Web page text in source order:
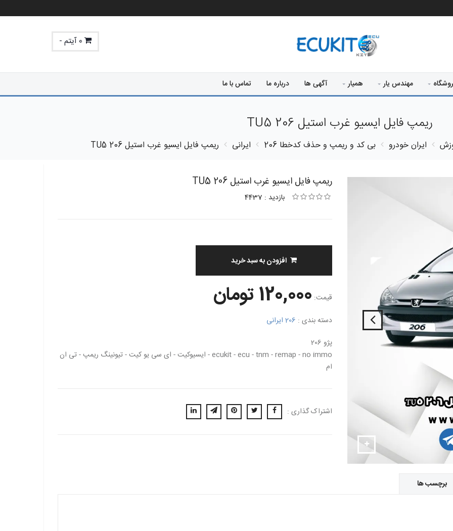
0 آیتم -
مهندس یار همیار آگهی ها درباره ما تماس با ما
ریمپ فایل ایسیو غرب استیل 206 TU5
ایران خودرو بی کد و ریمپ و حذف کدخطا 206 ایرانی ریمپ فایل ایسیو غرب استیل 206 TU5
ریمپ فایل ایسیو غرب استیل 206 TU5
بازدید : 4437
افزودن به سبد خرید
قیمت: 120,000 تومان
دسته بندی : 206 ایرانی
پژو 206
ecukit - ecu - tnm - remap - no immo - ایسیوکیت - ای سی یو کیت - تیونینگ ریمپ - تی ان
ام
اشتراک گذاری :
برچسب ها